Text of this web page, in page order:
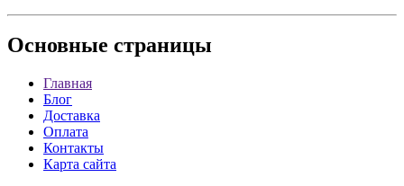
Основные страницы
Главная
Блог
Доставка
Оплата
Контакты
Карта сайта